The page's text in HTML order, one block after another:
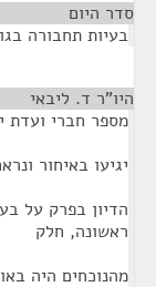
סדר היום
בעיות תחבורה בגוש דן -
היו"ר ד. ליבאי
מספר חברי ועדת
יגיעו באיחור
הדיון בפרק על
ראשונה, חלק
מהנוכחים היה